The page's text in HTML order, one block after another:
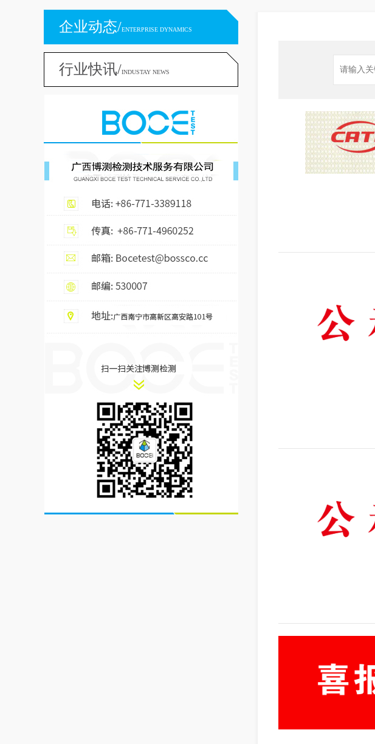
企业动态/ENTERPRISE DYNAMICS
行业快讯/INDUSTAY NEWS